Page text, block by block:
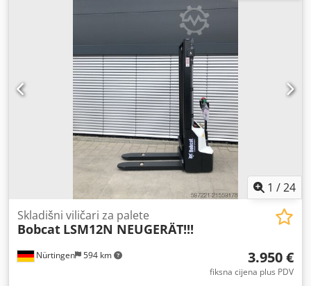
1 /24
Nürtingen 594 km
Skladišni viličari za palete
Bobcat LSM12N NEUGERÄT!!!
3.950 €
fiksna cijena plus PDV